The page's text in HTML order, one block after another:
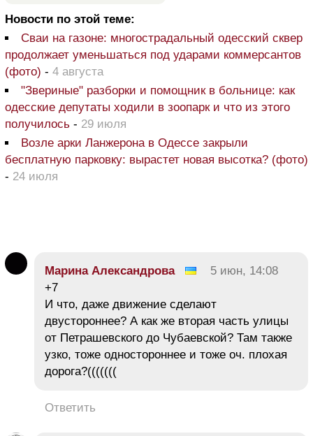
Новости по этой теме:
Сваи на газоне: многострадальный одесский сквер
продолжает уменьшаться под ударами коммерсантов
(фото) - 4 августа
"Звериные" разборки и помощник в больнице: как
одесские депутаты ходили в зоопарк и что из этого
получилось - 29 июля
Возле арки Ланжерона в Одессе закрыли
бесплатную парковку: вырастет новая высотка? (фото)
- 24 июля
Марина Александрова
5 июн, 14:08
+7
И что, даже движение сделают
двустороннее? А как же вторая часть улицы
от Петрашевского до Чубаевской? Там также
узко, тоже одностороннее и тоже оч. плохая
дорога?(((((((
Ответить